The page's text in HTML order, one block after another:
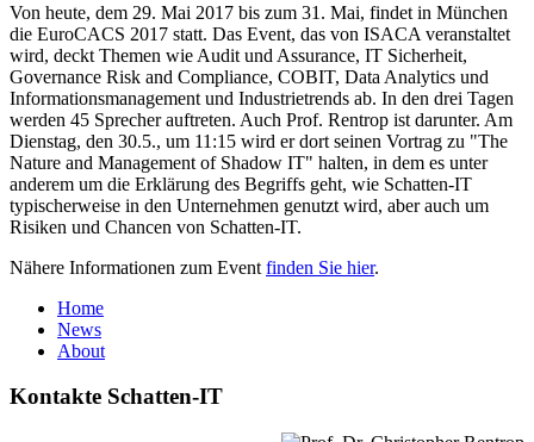
Von heute, dem 29. Mai 2017 bis zum 31. Mai, findet in München
die EuroCACS 2017 statt. Das Event, das von ISACA veranstaltet
wird, deckt Themen wie Audit und Assurance, IT Sicherheit,
Governance Risk and Compliance, COBIT, Data Analytics und
Informationsmanagement und Industrietrends ab. In den drei Tagen
werden 45 Sprecher auftreten. Auch Prof. Rentrop ist darunter. Am
Dienstag, den 30.5., um 11:15 wird er dort seinen Vortrag zu "The
Nature and Management of Shadow IT" halten, in dem es unter
anderem um die Erklärung des Begriffs geht, wie Schatten-IT
typischerweise in den Unternehmen genutzt wird, aber auch um
Risiken und Chancen von Schatten-IT.
Nähere Informationen zum Event finden Sie hier.
Home
News
About
Kontakte Schatten-IT